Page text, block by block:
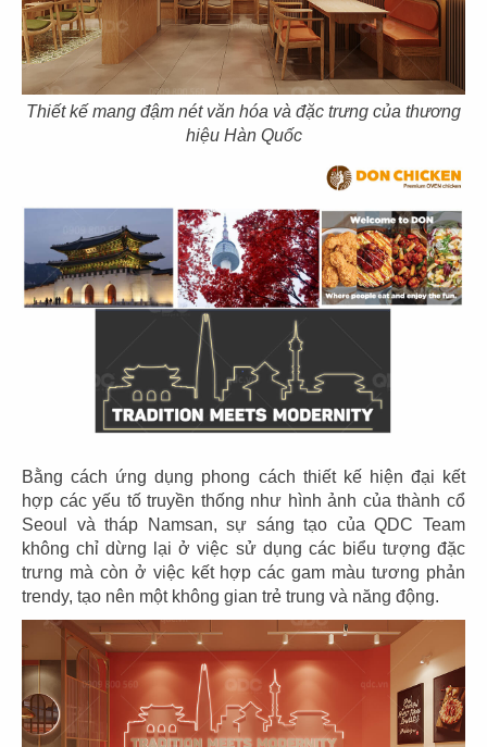
Thiết kế mang đậm nét văn hóa và đặc trưng của thương
hiệu Hàn Quốc
Bằng cách ứng dụng phong cách thiết kế hiện đại kết
hợp các yếu tố truyền thống như hình ảnh của thành cổ
Seoul và tháp Namsan, sự sáng tạo của QDC Team
không chỉ dừng lại ở việc sử dụng các biểu tượng đặc
trưng mà còn ở việc kết hợp các gam màu tương phản
trendy, tạo nên một không gian trẻ trung và năng động.
CN Nguyễn Tri Phương CN Estella
CN Biên Hòa
KOI CAFÉ
CN Nguyễn Đức Cảnh
KOI THÉ
14
KOI CAFÉ
15
AMERICANO
COFFEE
CN Gò Vấp
16
DAO NIU GUO
CN Nguyễn Tri Phương